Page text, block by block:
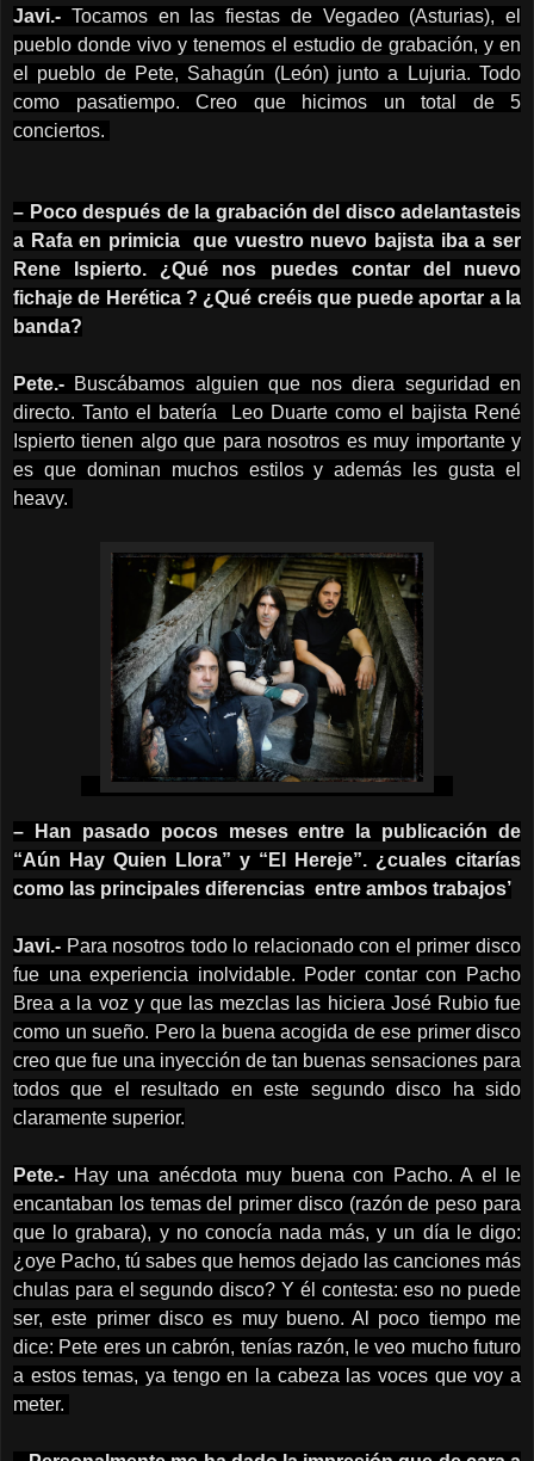
Javi.- Tocamos en las fiestas de Vegadeo (Asturias), el
pueblo donde vivo y tenemos el estudio de grabación, y en
el pueblo de Pete, Sahagún (León) junto a Lujuria. Todo
como pasatiempo. Creo que hicimos un total de 5
conciertos.
– Poco después de la grabación del disco adelantasteis
a Rafa en primicia que vuestro nuevo bajista iba a ser
Rene Ispierto. ¿Qué nos puedes contar del nuevo
fichaje de Herética ? ¿Qué creéis que puede aportar a la
banda?
Pete.- Buscábamos alguien que nos diera seguridad en
directo. Tanto el batería Leo Duarte como el bajista René
Ispierto tienen algo que para nosotros es muy importante y
es que dominan muchos estilos y además les gusta el
heavy.
– Han pasado pocos meses entre la publicación de
“Aún Hay Quien Llora” y “El Hereje”. ¿cuales citarías
como las principales diferencias entre ambos trabajos’
Javi.- Para nosotros todo lo relacionado con el primer disco
fue una experiencia inolvidable. Poder contar con Pacho
Brea a la voz y que las mezclas las hiciera José Rubio fue
como un sueño. Pero la buena acogida de ese primer disco
creo que fue una inyección de tan buenas sensaciones para
todos que el resultado en este segundo disco ha sido
claramente superior.
Pete.- Hay una anécdota muy buena con Pacho. A el le
encantaban los temas del primer disco (razón de peso para
que lo grabara), y no conocía nada más, y un día le digo:
¿oye Pacho, tú sabes que hemos dejado las canciones más
chulas para el segundo disco? Y él contesta: eso no puede
ser, este primer disco es muy bueno. Al poco tiempo me
dice: Pete eres un cabrón, tenías razón, le veo mucho futuro
a estos temas, ya tengo en la cabeza las voces que voy a
meter.